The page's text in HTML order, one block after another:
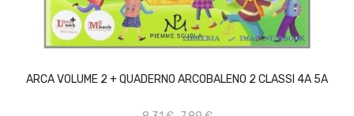
ARCA VOLUME 2 + QUADERNO ARCOBALENO 2 CLASSI 4A 5A
ACQUISTA